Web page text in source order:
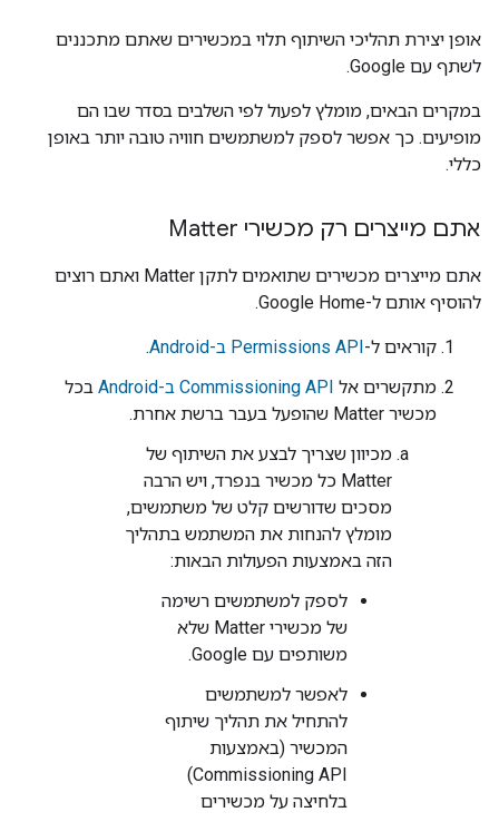
אופן יצירת תהליכי השיתוף תלוי במכשירים שאתם מתכננים
לשתף עם Google.
במקרים הבאים, מומלץ לפעול לפי השלבים בסדר שבו הם
מופיעים. כך אפשר לספק למשתמשים חוויה טובה יותר באופן
כללי.
אתם מייצרים רק מכשירי Matter
אתם מייצרים מכשירים שתואמים לתקן Matter ואתם רוצים
להוסיף אותם ל-Google Home.
קוראים ל-Permissions API ב-Android
.
מתקשרים אל Commissioning API ב-Android
בכל
מכשיר Matter שהופעל בעבר ברשת אחרת.
מכיוון שצריך לבצע את השיתוף של
Matter כל מכשיר בנפרד, ויש הרבה
מסכים שדורשים קלט של משתמשים,
מומלץ להנחות את המשתמש בתהליך
הזה באמצעות הפעולות הבאות:
לספק למשתמשים רשימה
של מכשירי Matter שלא
משותפים עם Google.
לאפשר למשתמשים
להתחיל את תהליך שיתוף
המכשיר (באמצעות
Commissioning API)
בלחיצה על מכשירים